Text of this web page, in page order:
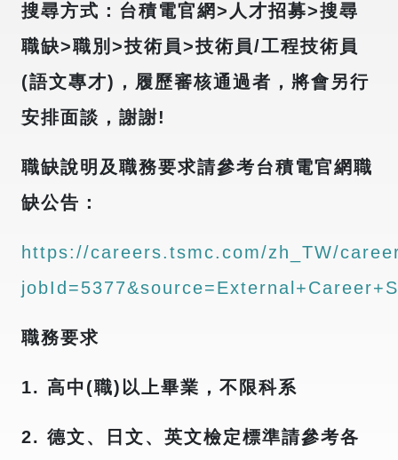
搜尋方式：台積電官網>人才招募>搜尋
職缺>職別>技術員>技術員/工程技術員
(語文專才)，履歷審核通過者，將會另行
安排面談，謝謝!
職缺說明及職務要求請參考台積電官網職
缺公告：
https://careers.tsmc.com/zh_TW/
職務要求
1. 高中(職)以上畢業，不限科系
2. 德文、日文、英文檢定標準請參考各